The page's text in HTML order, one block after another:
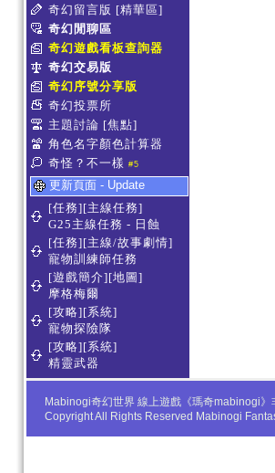
奇幻留言版 [精華區]
奇幻閒聊區
奇幻遊戲看板查詢器
奇幻交易版
奇幻序號分享版
奇幻投票所
主題討論 [焦點]
角色名字顏色計算器
奇怪？不一樣 #5
更新頁面 - Update
[任務][主線任務]
G25主線任務 - 日蝕
[任務][主線/故事劇情]
寵物訓練師任務
[遊戲簡介][地圖]
摩格梅爾
[攻略][系統]
寵物探險隊
[攻略][系統]
精靈武器
Mabinogi奇幻世界 線上遊戲《瑪奇mabinogi
Copyright All Rights Reserved Mabinogi